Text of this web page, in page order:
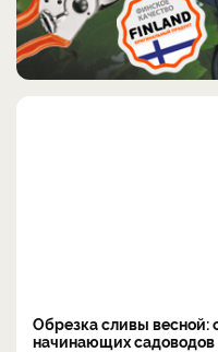
Обрезка сливы весной:
начинающих садоводов